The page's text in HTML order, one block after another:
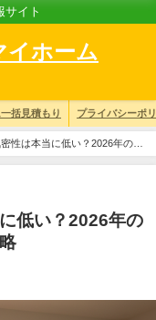
サイト
イホーム
括見積もり プライバシーポ
性は本当に低い？2026年の進
低い？2026年の